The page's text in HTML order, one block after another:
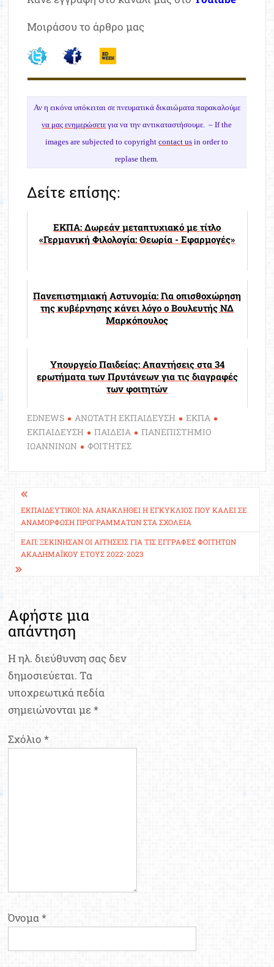
Μοιράσου το άρθρο μας
Αν η εικόνα υπόκειται σε πνευματικά δικαιώματα παρακαλούμε
να μας ενημερώσετε για να την αντικαταστήσουμε. –If the
images are subjected to copyrightcontact us in order to
replase them.
Δείτε επίσης:
ΕΚΠΑ: Δωρεάν μεταπτυχιακό με τίτλο
«Γερμανική Φιλολογία: Θεωρία - Εφαρμογές»
Πανεπιστημιακή Αστυνομία: Για οπισθοχώρηση
της κυβέρνησης κάνει λόγο ο Βουλευτής ΝΔ
Μαρκόπουλος
Υπουργείο Παιδείας: Απαντήσεις στα 34
ερωτήματα των Πρυτάνεων για τις διαγραφές
των φοιτητών
EDNEWS ΑΝΩΤΑΤΗ ΕΚΠΑΙΔΕΥΣΗ
ΕΚΠΑ
ΕΚΠΑΙΔΕΥΣΗ
ΠΑΙΔΕΙΑ
ΠΑΝΕΠΙΣΤΗΜΙΟ
ΙΩΑΝΝΙΝΩΝ
ΦΟΙΤΗΤΕΣ
Πλοήγηση
άρθρων
ΕΚΠΑΙΔΕΥΤΙΚΟΊ: ΝΑ ΑΝΑΚΛΗΘΕΊ Η ΕΓΚΥΚΛΊΟΣ ΠΟΥ ΚΑΛΕΊ ΣΕ
ΑΝΑΜΌΡΦΩΣΗ ΠΡΟΓΡΑΜΜΆΤΩΝ ΣΤΑ ΣΧΟΛΕΊΑ
ΕΑΠ: ΞΕΚΊΝΗΣΑΝ ΟΙ ΑΙΤΉΣΕΙΣ ΓΙΑ ΤΙΣ ΕΓΓΡΑΦΈΣ ΦΟΙΤΗΤΏΝ
ΑΚΑΔΗΜΑΪΚΟΎ ΈΤΟΥΣ 2022-2023
Αφήστε μια
απάντηση
Η ηλ. διεύθυνση σας δεν
δημοσιεύεται. Τα
υποχρεωτικά πεδία
σημειώνονται με*
Σχόλιο*
Όνομα*